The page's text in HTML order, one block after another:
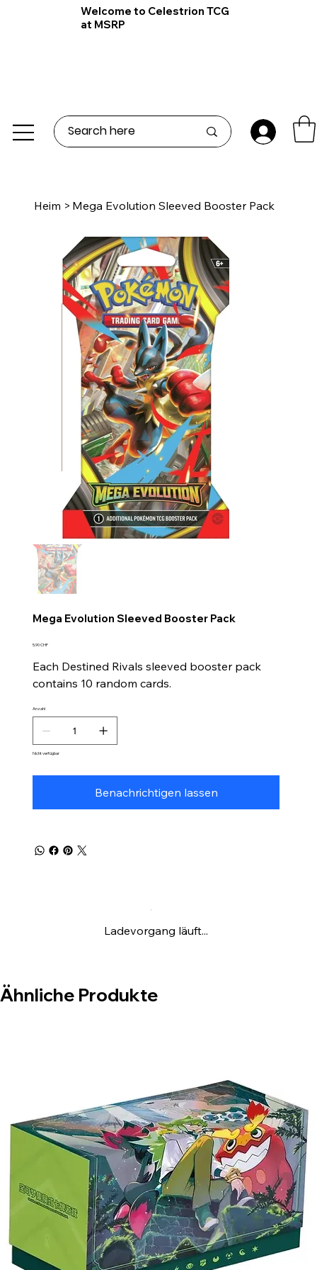
Welcome to Celestrion TCG
at MSRP
Heim > Mega Evolution Sleeved Booster Pack
Mega Evolution Sleeved Booster Pack
Preis
5,90 CHF
Each Destined Rivals sleeved booster pack
contains 10 random cards.
Anzahl
Nicht verfügbar
Benachrichtigen lassen
Ladevorgang läuft...
Ähnliche Produkte